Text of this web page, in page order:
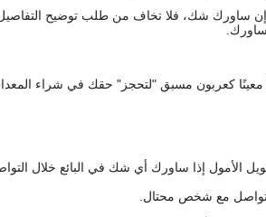
إن ساورك شك، فلا تخاف من طلب توضيح
معينًا كعربون مسبق "لتحجز" حقك في شراء
الأمول إذا ساورك أي شك في البائع خلال
تتواصل مع شخص محتال.